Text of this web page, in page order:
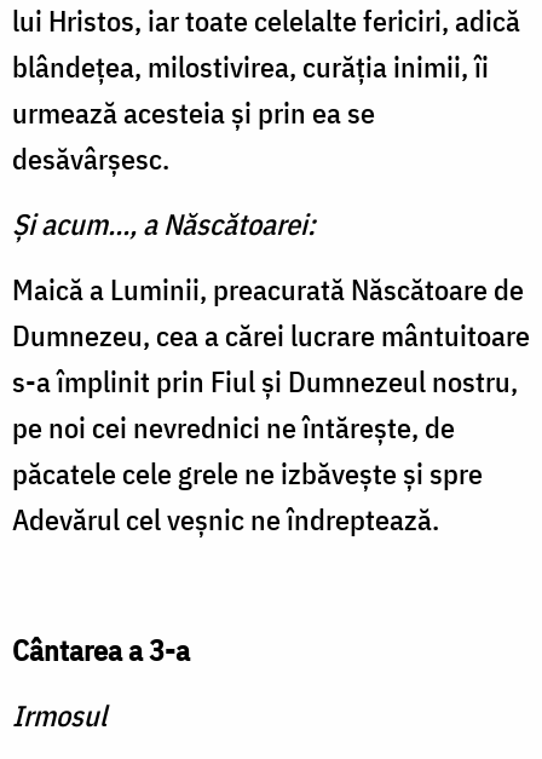
lui Hristos, iar toate celelalte fericiri, adică
blândețea, milostivirea, curăția inimii, îi
urmează acesteia și prin ea se
desăvârșesc.
Și acum..., a Născătoarei:
Maică a Luminii, preacurată Născătoare de
Dumnezeu, cea a cărei lucrare mântuitoare
s-a împlinit prin Fiul și Dumnezeul nostru,
pe noi cei nevrednici ne întărește, de
păcatele cele grele ne izbăvește și spre
Adevărul cel veșnic ne îndreptează.
Cântarea a 3-a
Irmosul